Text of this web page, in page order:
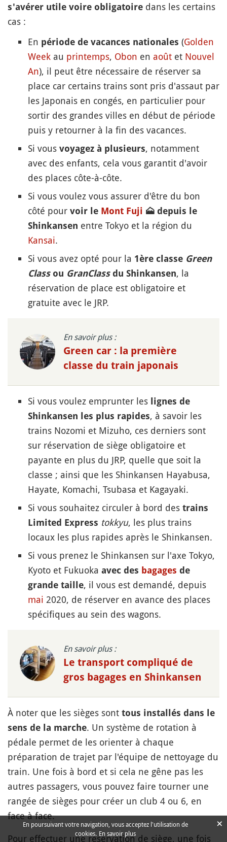
s'avérer utile voire obligatoire dans les certains
cas :
En période de vacances nationales (Golden
Week au printemps, Obon en août et Nouvel
An), il peut être nécessaire de réserver sa
place car certains trains sont pris d'assaut par
les Japonais en congés, en particulier pour
sortir des grandes villes en début de période
puis y retourner à la fin des vacances.
Si vous voyagez à plusieurs, notamment
avec des enfants, cela vous garantit d'avoir
des places côte-à-côte.
Si vous voulez vous assurer d'être du bon
côté pour voir le Mont Fuji 🗻 depuis le
Shinkansen entre Tokyo et la région du
Kansai.
Si vous avez opté pour la 1ère classe Green
Classou GranClassdu Shinkansen, la
réservation de place est obligatoire et
gratuite avec le JRP.
En savoir plus :
Green car : la première
classe du train japonais
Si vous voulez emprunter les lignes de
Shinkansen les plus rapides, à savoir les
trains Nozomi et Mizuho, ces derniers sont
sur réservation de siège obligatoire et
payante en plus du JRP, quelle que soit la
classe ; ainsi que les Shinkansen Hayabusa,
Hayate, Komachi, Tsubasa et Kagayaki.
Si vous souhaitez circuler à bord des trains
Limited Express tokkyu, les plus trains
locaux les plus rapides après le Shinkansen.
Si vous prenez le Shinkansen sur l'axe Tokyo,
Kyoto et Fukuoka avec des bagages de
grande taille, il vous est demandé, depuis
mai 2020, de réserver en avance des places
spécifiques au sein des wagons.
En savoir plus :
Le transport compliqué de
gros bagages en Shinkansen
À noter que les sièges sont tous installés dans le
sens de la marche. Un système de rotation à
pédale permet de les orienter à chaque
préparation de trajet par l'équipe de nettoyage du
train. Une fois à bord et si cela ne gêne pas les
autres passagers, vous pouvez faire tourner une
rangée de sièges pour créer un club 4 ou 6, en
face à face.
Pour effectuer une réservation de siège, une fois
En poursuivant votre navigation, vous acceptez l'utilisation de
cookies. En savoir plus
×